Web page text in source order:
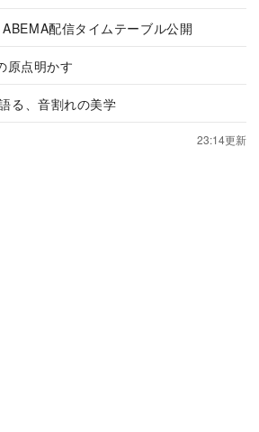
配信タイムテーブル公開
原点明かす
る、音割れの美学
23:14更新